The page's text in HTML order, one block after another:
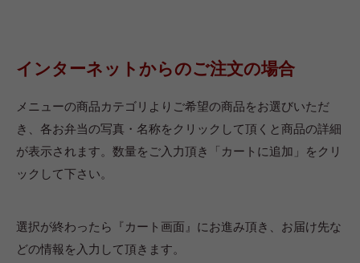
インターネットからのご注文の場合
メニューの商品カテゴリよりご希望の商品をお選びいただ
き、各お弁当の写真・名称をクリックして頂くと商品の詳細
が表示されます。数量をご入力頂き「カートに追加」をクリ
ックして下さい。
選択が終わったら『カート画面』にお進み頂き、お届け先な
どの情報を入力して頂きます。